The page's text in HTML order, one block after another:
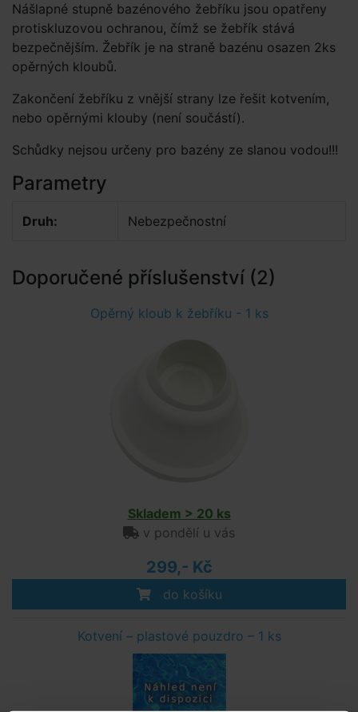
Nášlapné stupně bazénového žebříku jsou opatřeny
protiskluzovou ochranou, čímž se žebřík stává
bezpečnějším. Žebřík je na straně bazénu osazen 2ks
opěrných kloubů.
Zakončení žebříku z vnější strany lze řešit kotvením,
nebo opěrnými klouby (není součástí).
Schůdky nejsou určeny pro bazény ze slanou vodou!!!
Parametry
Druh: Nebezpečnostní
Doporučené příslušenství (2)
Opěrný kloub k žebříku - 1 ks
Skladem > 20 ks
v pondělí u vás
299,- Kč
do košíku
Kotvení – plastové pouzdro – 1 ks